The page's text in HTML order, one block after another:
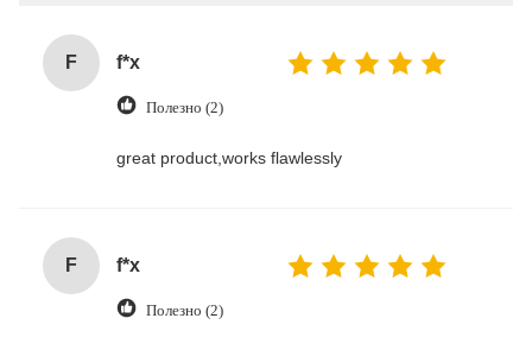
F f*x
Полезно (2)
great product,works flawlessly
F f*x
Полезно (2)